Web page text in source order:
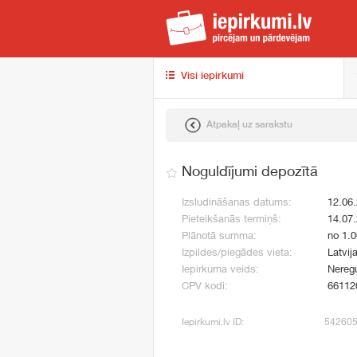
Visi iepirkumi
Atpakaļ uz sarakstu
Noguldījumi depozītā
Izsludināšanas datums:
Pieteikšanās termiņš:
Plānotā summa:
no
Izpildes/piegādes vieta:
Iepirkuma veids:
CPV kodi:
Iepirkumi.lv ID: